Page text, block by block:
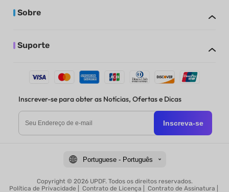
Sobre
Suporte
Inscrever-se para obter as Notícias, Ofertas e Dicas
Inscreva-se
Portuguese - Português
Copyright © 2026 UPDF. Todos os direitos reservados.
Política de Privacidade
Contrato de Licença Contrato de Assinatura